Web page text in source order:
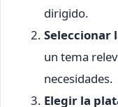
dirigido.
Seleccionar
un tema
necesidades.
Elegir la